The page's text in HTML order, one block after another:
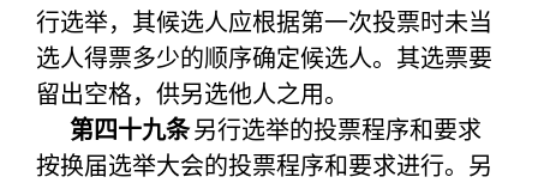
行选举，其候选人应根据第一次投票时未当
选人得票多少的顺序确定候选人。其选票要
留出空格，供另选他人之用。
第四十九条另行选举的投票程序和要求
按换届选举大会的投票程序和要求进行。另